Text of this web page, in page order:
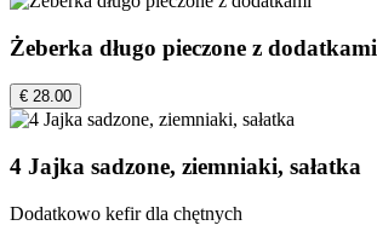
Żeberka długo pieczone z dodatkami
€ 28.00
4 Jajka sadzone, ziemniaki, sałatka
Dodatkowo kefir dla chętnych